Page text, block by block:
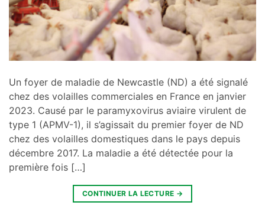
Un foyer de maladie de Newcastle (ND) a été signalé
chez des volailles commerciales en France en janvier
2023. Causé par le paramyxovirus aviaire virulent de
type 1 (APMV-1), il s’agissait du premier foyer de ND
chez des volailles domestiques dans le pays depuis
décembre 2017. La maladie a été détectée pour la
première fois […]
CONTINUER LA LECTURE →